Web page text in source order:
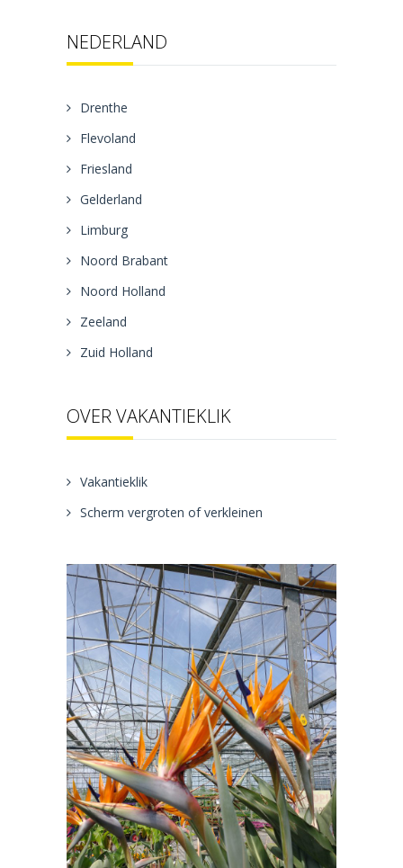
NEDERLAND
Drenthe
Flevoland
Friesland
Gelderland
Limburg
Noord Brabant
Noord Holland
Zeeland
Zuid Holland
OVER VAKANTIEKLIK
Vakantieklik
Scherm vergroten of verkleinen